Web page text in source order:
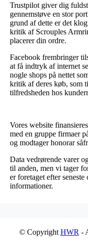
Trustpilot giver dig
gennemstøve en stor
grund af dette er det
kritik af Scrouples
placerer din ordre.
Facebook frembringer
at få indtryk af internet
nogle shops på nettet
kritik af deres køb, som
tilfredsheden hos
Vores website
med en gruppe firmaer
og modtager honorar
Data vedrørende varer
til anden, men vi tager
er foretaget efter
informationer.
© Copyright HWR -